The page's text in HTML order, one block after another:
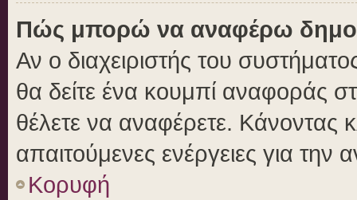
Πώς μπορώ να αναφέρω
Αν ο διαχειριστής του
θα δείτε ένα κουμπί αναφοράς
θέλετε να αναφέρετε. Κάνοντας
απαιτούμενες ενέργειες για την
Κορυφή